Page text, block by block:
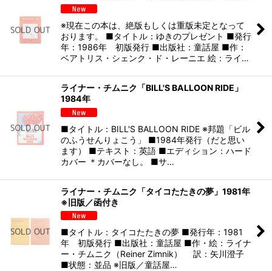
※現在この本は、絶版もしくは重版未定となって
おります。 ■タイトル：ゆきのプレゼント ■発行
年：1986年 初版発行 ■出版社：童話屋 ■作：
ベアトリス・シェンク・ド・レーニエ 絵：ライ…
ライナー・チムニク「BILL'S BALLOON RIDE」
1984年
■タイトル：BILL'S BALLOON RIDE ※邦題「ビル
のふうせんりょこう」 ■1984年発行（だと思い
ます） ■テキスト：英語 ■エディション：ハード
カバー ＊カバーなし。 ■サ…
ライナー・チムニク「タイコたたきの夢」1981年
※旧版／函付き
■タイトル：タイコたたきの夢 ■発行年：1981
年 初版発行 ■出版社：童話屋 ■作・絵：ライナ
ー・チムニク（Reiner Zimnik） 訳：矢川澄子
■状態：並品 ※旧版／童話屋…